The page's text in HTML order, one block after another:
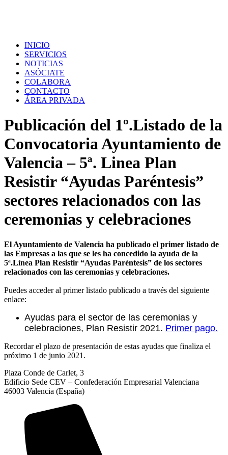
INICIO
SERVICIOS
NOTICIAS
ASÓCIATE
COLABORA
CONTACTO
ÁREA PRIVADA
Publicación del 1º.Listado de la
Convocatoria Ayuntamiento de
Valencia – 5ª. Linea Plan
Resistir “Ayudas Paréntesis”
sectores relacionados con las
ceremonias y celebraciones
El Ayuntamiento de Valencia ha publicado el primer listado de
las Empresas a las que se les ha concedido la ayuda de la
5ª.Línea Plan Resistir “Ayudas Paréntesis” de los sectores
relacionados con las ceremonias y celebraciones.
Puedes acceder al primer listado publicado a través del siguiente
enlace:
Ayudas para el sector de las ceremonias y
celebraciones, Plan Resistir 2021. Primer pago.
Recordar el plazo de presentación de estas ayudas que finaliza el
próximo 1 de junio 2021.
Plaza Conde de Carlet, 3
Edificio Sede CEV – Confederación Empresarial Valenciana
46003 Valencia (España)